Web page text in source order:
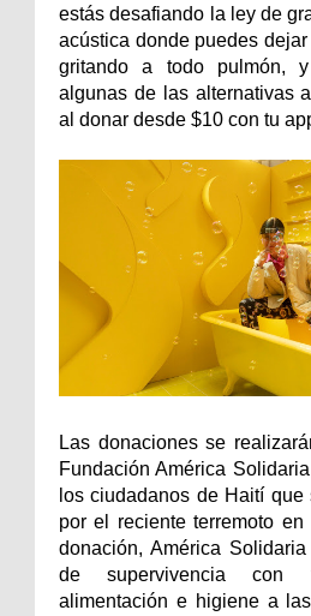
estás desafiando la ley de
acústica donde puedes
gritando a todo pulmón,
algunas de las alternativas
al donar desde $10 con tu
Las donaciones se
Fundación América
los ciudadanos de Haití
por el reciente terremoto
donación, América
de supervivencia con
alimentación e higiene a